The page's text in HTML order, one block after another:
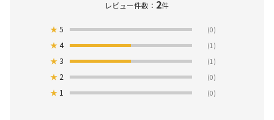
レビュー件数： 2件
★5 (0)
★4 (1)
★3 (1)
★ 2 (0)
★ 1 (0)